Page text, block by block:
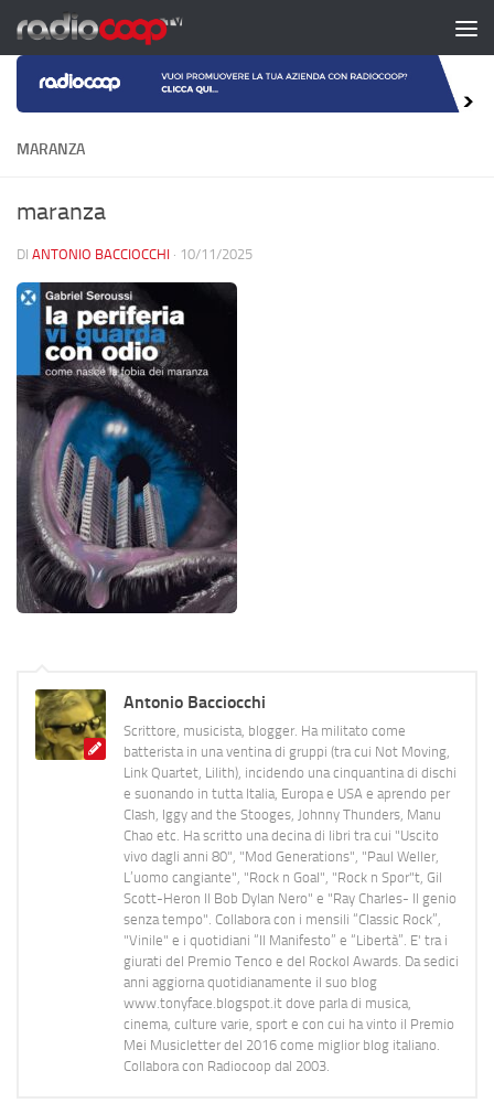
Salta al contenuto
MARANZA
maranza
DI ANTONIO BACCIOCCHI · 10/11/2025
Antonio Bacciocchi
Scrittore, musicista, blogger. Ha militato come
batterista in una ventina di gruppi (tra cui Not Moving,
Link Quartet, Lilith), incidendo una cinquantina di dischi
e suonando in tutta Italia, Europa e USA e aprendo per
Clash, Iggy and the Stooges, Johnny Thunders, Manu
Chao etc. Ha scritto una decina di libri tra cui "Uscito
vivo dagli anni 80", "Mod Generations", "Paul Weller,
L’uomo cangiante", "Rock n Goal", "Rock n Spor"t, Gil
Scott-Heron Il Bob Dylan Nero" e "Ray Charles- Il genio
senza tempo". Collabora con i mensili “Classic Rock”,
"Vinile" e i quotidiani “Il Manifesto” e “Libertà”. E' tra i
giurati del Premio Tenco e del Rockol Awards. Da sedici
anni aggiorna quotidianamente il suo blog
www.tonyface.blogspot.it dove parla di musica,
cinema, culture varie, sport e con cui ha vinto il Premio
Mei Musicletter del 2016 come miglior blog italiano.
Collabora con Radiocoop dal 2003.